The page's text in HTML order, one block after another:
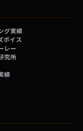
グ実績
ボイス
レー
究所
績